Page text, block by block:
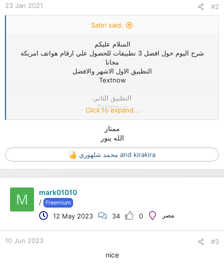
23 Jan 2021 #2
Sabri said:
السلام عليكم
شرح اليوم حول افضل 3 تطبيقات للحصول علي ارقام هواتف امريكة
مجانا
التطبيق الاول الاشهر والافضل
Textnow
التطبيق الثاني
Textmeup
التطبيق الثالث
2nd line
يمكنك تحميل التطبيقات من جوجل بلاي فقط ابحث عن اسم التطبيق في
متجر جوجل بلاي
Click to expand...
ممتاز
الله ينور
R
e
a
o
n
s
محمد شلهوري and kirakira
M mark01010
/ Freemium
12 May 2023 34 0 مصر
10 Jun 2023 #3
nice